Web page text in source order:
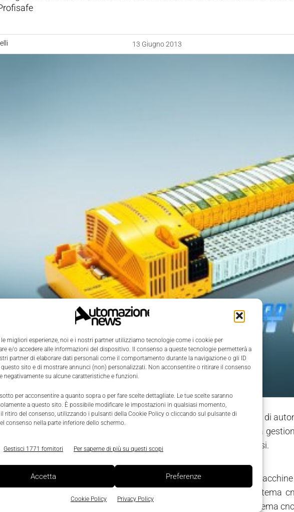
le migliori esperienze, noi e i nostri partner utilizziamo tecnologie come i cookie per
e/o accedere alle informazioni del dispositivo. Il consenso a queste tecnologie permetterà a
partner di elaborare dati personali come il comportamento durante la navigazione o gli ID
sito e di mostrare annunci (non) personalizzati. Non acconsentire o ritirare il consenso
negativamente su alcune caratteristiche e funzioni.
per acconsentire a quanto sopra o per fare scelte dettagliate. Le tue scelte saranno
a questo sito. È possibile modificare le impostazioni in qualsiasi momento,
ritiro del consenso, utilizzando i pulsanti della Cookie Policy o cliccando sul pulsante di
consenso nella parte inferiore dello schermo.
Gestisci 1771 fornitori Per saperne di più su questi scopi
Accetta Preferenze
Cookie Policy Privacy Policy
13 Giugno 2013
la gamma di controlli di sicurezza PssUniversal, parte del sistema di
in grado di comunicare via Profibus/Profisafe, che semplificano la
uno strumento omogeneo per il controllo della sicurezza e degli assi.
di funzioni è particolarmente
per gli utilizzatori di sistemi multi-asse, come nel settore delle macchine
di sicurezza PssUniversal multi può essere collegato con un sistema
dati relativi al feedback dei diversi assi sono quindi rilevati dal sistema